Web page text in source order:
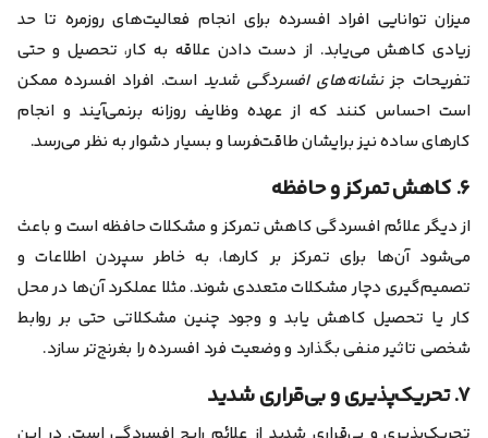
میزان توانایی افراد افسرده برای انجام فعالیت‌های روزمره تا حد
زیادی کاهش می‌یابد. از دست دادن علاقه به کار، تحصیل و حتی
تفریحات جزنشانه‌های افسردگی شدید است. افراد افسرده ممکن
است احساس کنند که از عهده وظایف روزانه برنمی‌آیند و انجام
کارهای ساده نیز برایشان طاقت‌فرسا و بسیار دشوار به نظر می‌رسد.
۶. کاهش تمرکز و حافظه
از دیگر علائم افسردگی کاهش تمرکز و مشکلات حافظه است و باعث
می‌شود آن‌ها برای تمرکز بر کارها، به خاطر سپردن اطلاعات و
تصمیم‌گیری دچار مشکلات متعددی شوند. مثلا عملکرد آن‌ها در محل
کار یا تحصیل کاهش یابد و وجود چنین مشکلاتی حتی بر روابط
شخصی تاثیر منفی بگذارد و وضعیت فرد افسرده را بغرنج‌تر سازد.
۷. تحریک‌پذیری و بی‌قراری شدید